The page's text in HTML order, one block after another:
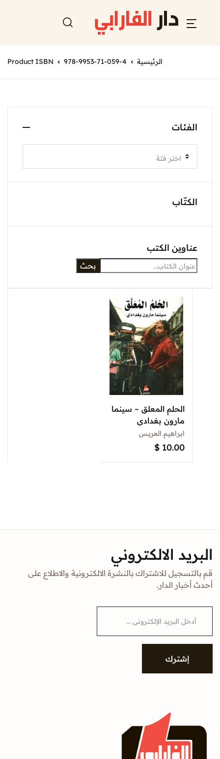
الرئيسية Product ISBN 978-9953-71-059-4
الحلم المعلق – سينما
مارون بغدادي
ابراهيم العريس
$ 10.00
الفئات
اختر فئة
الكتّاب
عناوين الكتب
بحث
البريد الالكتروني
قم بالتسجيل للاشتراك بالنشرة الالكترونية والاطلاع على
أحدث أخبار الدار.
i
إشترك